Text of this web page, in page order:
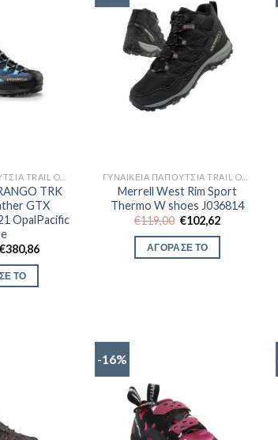
TRK
GTX
OpalPacific
Original
€380,86Η
ΤΟ
Merrell West Rim Sport
Thermo W shoes J036814
€119,00 Original
was:
€119,00.
€102,62Η
ΑΓΟΡΑΣΕ ΤΟ
-16%